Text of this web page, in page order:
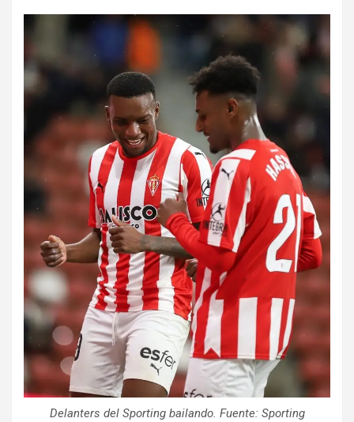
Delanters del Sporting bailando. Fuente: Sporting